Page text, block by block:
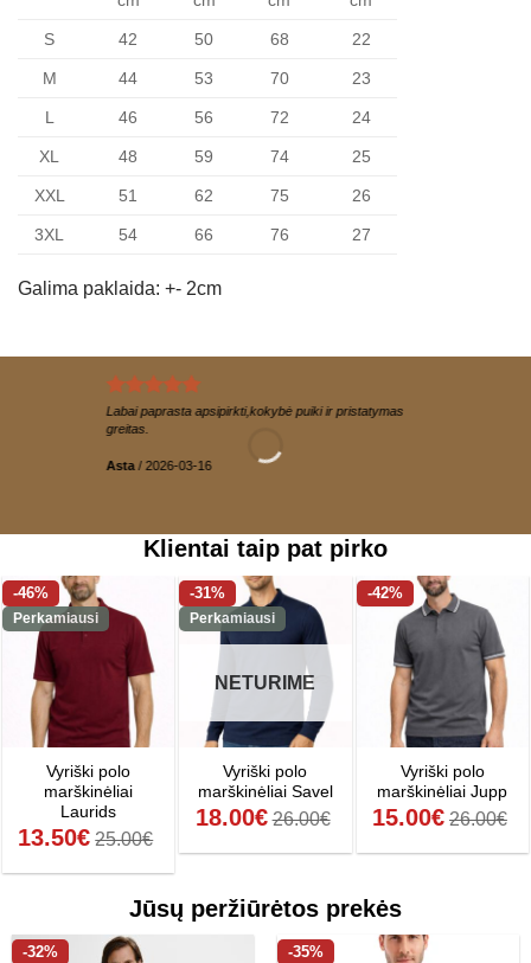
S 42 50 68 22
M 44 53 70 23
L 46 56 72 24
XL 48 59 74 25
XXL 51 62 75 26
3XL 54 66 76 27
Galima paklaida: +- 2cm
Labai paprasta apsipirkti,kokybė puiki ir pristatymas
greitas.
Asta / 2026-03-16
Klientai taip pat pirko
-46%
Perkamiausi
Vyriški polo
marškinėliai
Laurids
13.50€ 25.00€
-31%
Perkamiausi
NETURIME
Vyriški polo
marškinėliai Savel
18.00€ 26.00€
-42%
Vyriški polo
marškinėliai Jupp
15.00€ 26.00€
Jūsų peržiūrėtos prekės
-32% -35%